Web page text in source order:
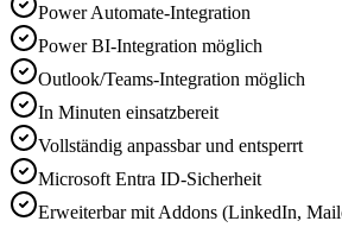
Power Automate-Integration
Power BI-Integration möglich
Outlook/Teams-Integration möglich
In Minuten einsatzbereit
Vollständig anpassbar und entsperrt
Microsoft Entra ID-Sicherheit
Erweiterbar mit Addons (LinkedIn,